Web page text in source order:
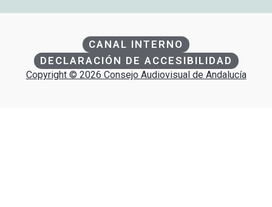
CANAL INTERNO
DECLARACIÓN DE ACCESIBILIDAD
Copyright © 2026 Consejo Audiovisual de Andalucía